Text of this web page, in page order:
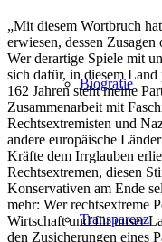
Biografie
Transparenz
„Mit diesem Wortbruch
erwiesen, dessen
Wer derartige Spiele mit
sich dafür, in diesem
162 Jahren steht meine
Zusammenarbeit mit
Rechtsextremisten und
andere europäische
Kräfte dem Irrglauben
Rechtsextremen, diesen
Konservativen am Ende
mehr: Wer rechtsextreme
Wirtschaft und für unser
den Zusicherungen eines